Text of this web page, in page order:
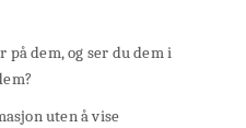
dem, og ser du dem i
uten å vise